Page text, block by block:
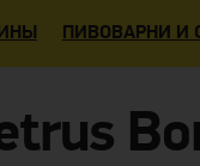
ПИВОВАРНИ И